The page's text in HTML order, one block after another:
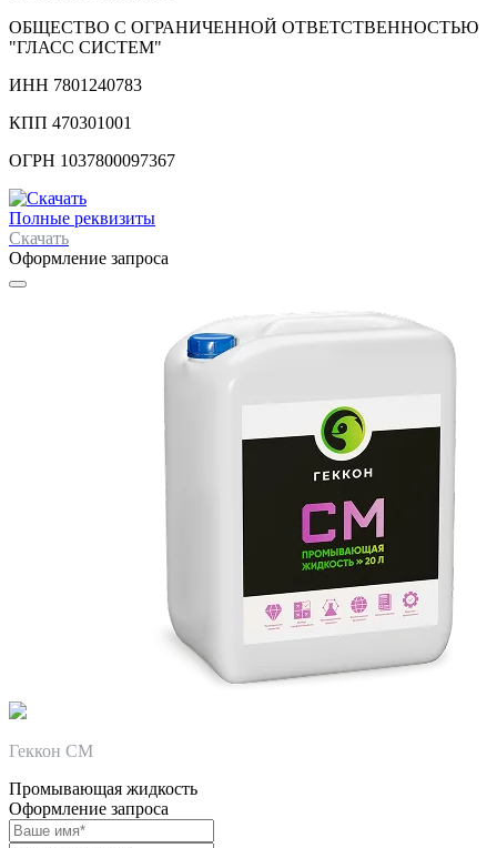
ОБЩЕСТВО С ОГРАНИЧЕННОЙ ОТВЕТСТВЕННОСТЬЮ
"ГЛАСС СИСТЕМ"
ИНН 7801240783
КПП 470301001
ОГРН 1037800097367
Полные реквизиты
Скачать
Оформление запроса
Геккон СМ
Промывающая жидкость
Оформление запроса